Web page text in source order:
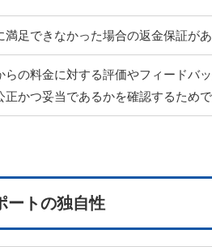
満足できなかった場合の返金保証があ
らの料金に対する評価やフィードバ
正かつ妥当であるかを確認するためで
ートの独自性